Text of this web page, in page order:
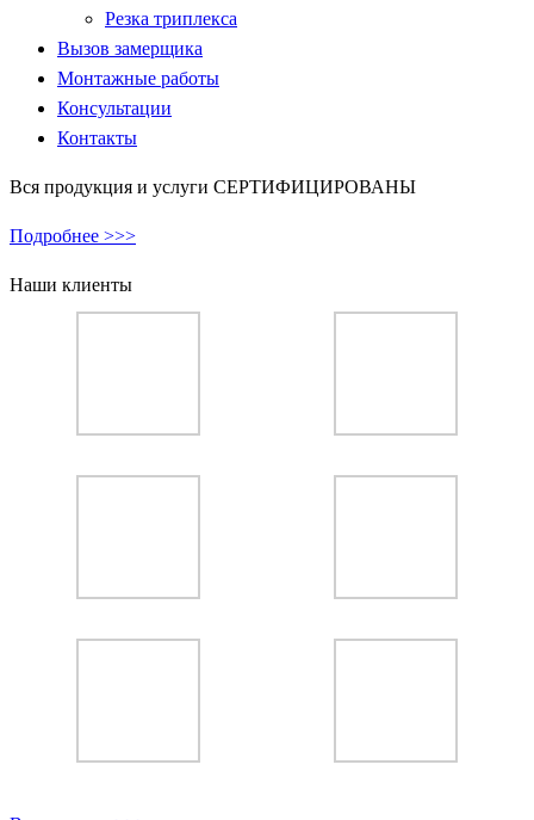
Резка триплекса
Вызов замерщика
Монтажные работы
Консультации
Контакты
Вся продукция и услуги СЕРТИФИЦИРОВАНЫ
Подробнее >>>
Наши клиенты